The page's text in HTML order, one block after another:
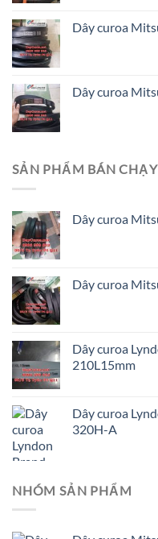
Dây curoa
Dây curoa
SẢN PHẨM BÁN
Dây curoa
Dây curoa
Dây curoa
210L15mm
Dây curoa
320H-A
NHÓM SẢN PHẨM